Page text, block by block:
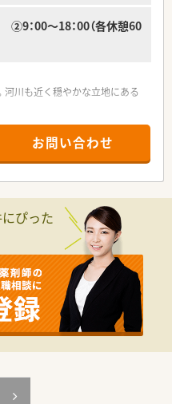
：00～18：00（各休憩60
川も近く穏やかな立地にある
・整形外科です。
舗です。
。
受けて頂きます。
店舗以上ある調剤薬局チェー
経営を続けており、他業種も運
定しています。
地域密着型のクリニックとのマ
人在宅や施設在宅も行っている
お問い合わせ
ぴった